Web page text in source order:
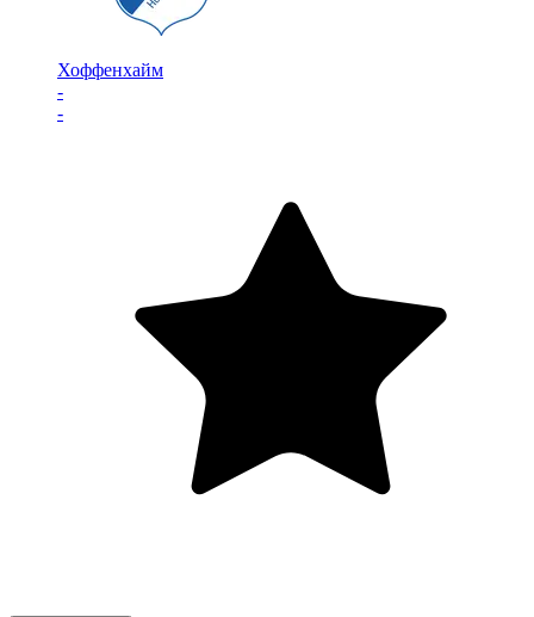
Хоффенхайм
-
-